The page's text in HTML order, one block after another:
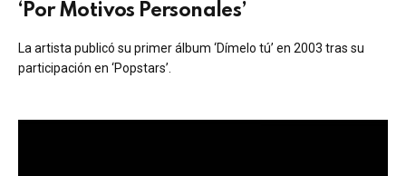
‘Por Motivos Personales’
La artista publicó su primer álbum ‘Dímelo tú’ en 2003 tras su
participación en ‘Popstars’.